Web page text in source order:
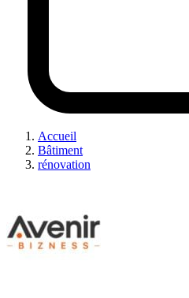
Accueil
Bâtiment
rénovation